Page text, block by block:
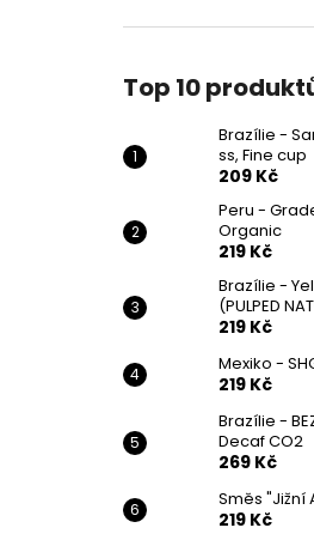
Top 10
Brazílie -
ss, Fine cup
209 Kč
Peru -
Organic
219 Kč
Brazílie -
(PULPED
219 Kč
Mexiko -
219 Kč
Brazílie -
Decaf CO2
269 Kč
Směs "Jižní
219 Kč